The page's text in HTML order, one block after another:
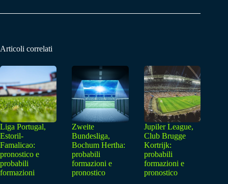
Articoli correlati
Liga Portugal,
Estoril-
Famalicao:
pronostico e
probabili
formazioni
Zweite
Bundesliga,
Bochum Hertha:
probabili
formazioni e
pronostico
Jupiler League,
Club Brugge
Kortrijk:
probabili
formazioni e
pronostico